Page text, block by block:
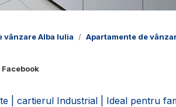
vânzare Alba Iulia Apartamente de
Facebook
| cartierul Industrial | Ideal pentru